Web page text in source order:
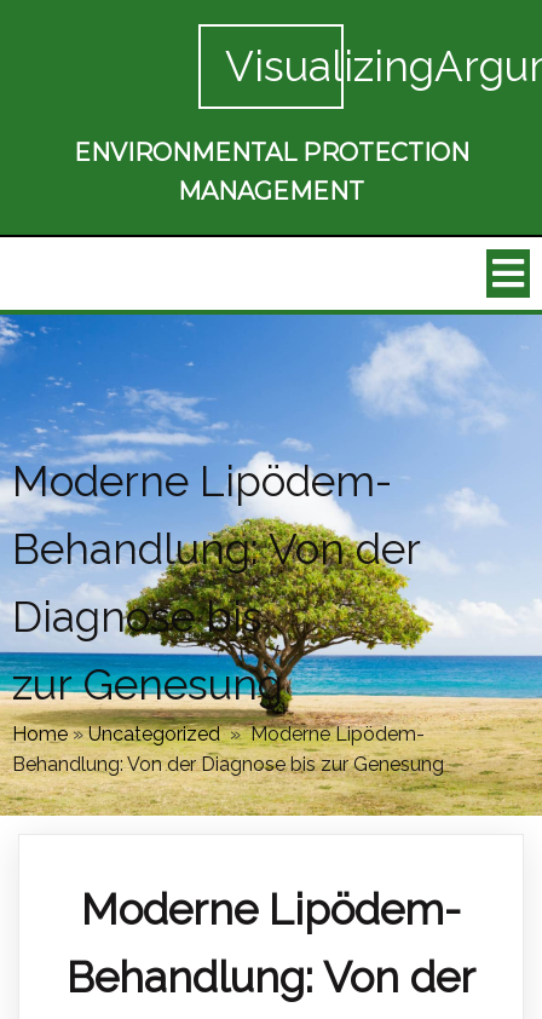
ENVIRONMENTAL PROTECTION
MANAGEMENT
Moderne Lipödem-
Behandlung: Von der
Diagnose bis
zur Genesung
Home»Uncategorized » Moderne Lipödem-
Behandlung: Von der Diagnose bis zur Genesung
Moderne Lipödem-
Behandlung: Von der